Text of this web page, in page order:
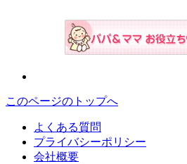
このページのトップへ
よくある質問
プライバシーポリシー
会社概要